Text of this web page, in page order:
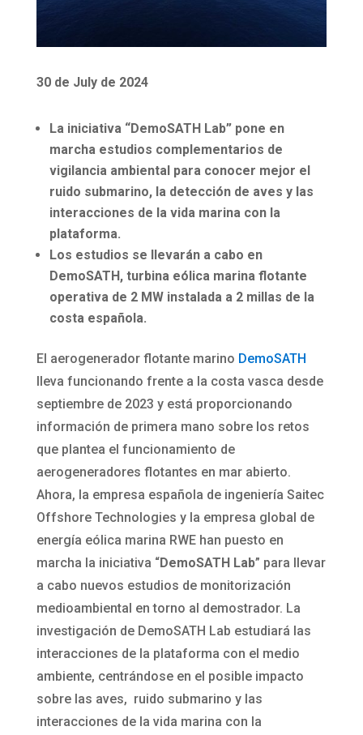
30 de July de 2024
La iniciativa “DemoSATH Lab” pone en
marcha estudios complementarios de
vigilancia ambiental para conocer mejor el
ruido submarino, la detección de aves y las
interacciones de la vida marina con la
plataforma.
Los estudios se llevarán a cabo en
DemoSATH, turbina eólica marina flotante
operativa de 2 MW instalada a 2 millas de la
costa española.
El aerogenerador flotante marino DemoSATH
lleva funcionando frente a la costa vasca desde
septiembre de 2023 y está proporcionando
información de primera mano sobre los retos
que plantea el funcionamiento de
aerogeneradores flotantes en mar abierto.
Ahora, la empresa española de ingeniería Saitec
Offshore Technologies y la empresa global de
energía eólica marina RWE han puesto en
marcha la iniciativa “DemoSATH Lab” para llevar
a cabo nuevos estudios de monitorización
medioambiental en torno al demostrador. La
investigación de DemoSATH Lab estudiará las
interacciones de la plataforma con el medio
ambiente, centrándose en el posible impacto
sobre las aves, ruido submarino y las
interacciones de la vida marina con la